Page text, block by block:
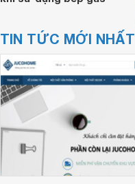
TIN TỨC MỚI NHẤT